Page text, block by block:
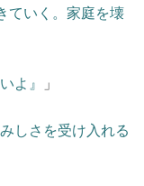
ていく。家庭を壊
よ』 」
しさを受け入れる